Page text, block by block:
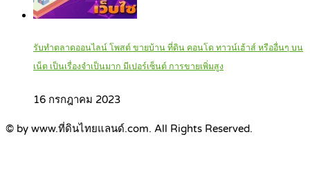
รับทำตลาดออนไลน์ โพสต์ ขายบ้าน ที่ดิน คอนโด ทาวน์เฮ้าส์ หรืออื่นๆ บน
เน็ต เป็นเรื่องจำเป็นมาก มีเปอร์เซ็นต์ การขายเพิ่มสูง
16 กรกฎาคม 2023
© by www.ที่ดินไทยแลนด์.com. All Rights Reserved.